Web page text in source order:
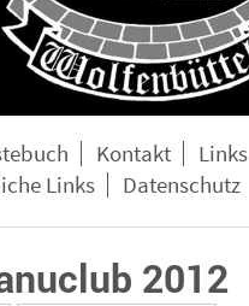
Kontakt
Links
Links Datenschutz
2012